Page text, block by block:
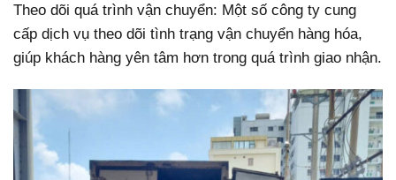
Theo dõi quá trình vận chuyển: Một số công ty cung
cấp dịch vụ theo dõi tình trạng vận chuyển hàng hóa,
giúp khách hàng yên tâm hơn trong quá trình giao nhận.